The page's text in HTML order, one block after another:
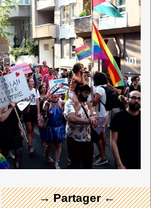
→ Partager ←
← Merci ! →